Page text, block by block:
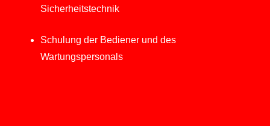
Sicherheitstechnik
Schulung der Bediener und des
Wartungspersonals